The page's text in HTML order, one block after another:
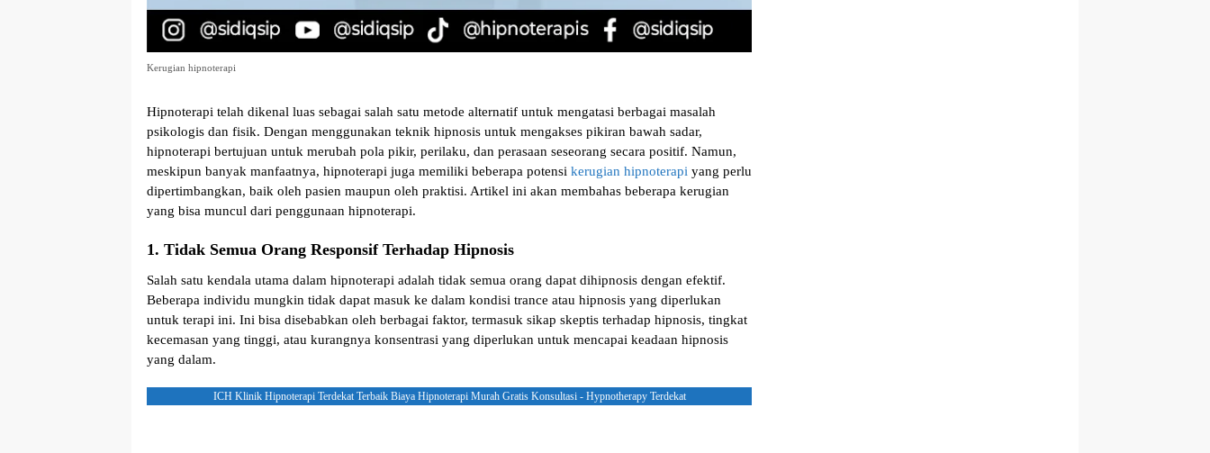
Kerugian hipnoterapi
Hipnoterapi telah dikenal luas sebagai salah satu metode alternatif untuk mengatasi berbagai masalah
psikologis dan fisik. Dengan menggunakan teknik hipnosis untuk mengakses pikiran bawah sadar,
hipnoterapi bertujuan untuk merubah pola pikir, perilaku, dan perasaan seseorang secara positif. Namun,
meskipun banyak manfaatnya, hipnoterapi juga memiliki beberapa potensi kerugian hipnoterapi yang perlu
dipertimbangkan, baik oleh pasien maupun oleh praktisi. Artikel ini akan membahas beberapa kerugian
yang bisa muncul dari penggunaan hipnoterapi.
1. Tidak Semua Orang Responsif Terhadap Hipnosis
Salah satu kendala utama dalam hipnoterapi adalah tidak semua orang dapat dihipnosis dengan efektif.
Beberapa individu mungkin tidak dapat masuk ke dalam kondisi trance atau hipnosis yang diperlukan
untuk terapi ini. Ini bisa disebabkan oleh berbagai faktor, termasuk sikap skeptis terhadap hipnosis, tingkat
kecemasan yang tinggi, atau kurangnya konsentrasi yang diperlukan untuk mencapai keadaan hipnosis
yang dalam.
ICH Klinik Hipnoterapi Terdekat Terbaik Biaya Hipnoterapi Murah Gratis Konsultasi - Hypnotherapy Terdekat